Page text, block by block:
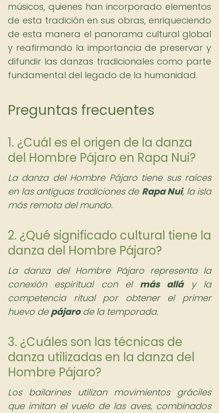
músicos, quienes han incorporado elementos
de esta tradición en sus obras, enriqueciendo
de esta manera el panorama cultural global
y reafirmando la importancia de preservar y
difundir las danzas tradicionales como parte
fundamental del legado de la humanidad.
Preguntas frecuentes
1. ¿Cuál es el origen de la danza
del Hombre Pájaro en Rapa Nui?
La danza del Hombre Pájaro tiene sus raíces
en las antiguas tradiciones de Rapa Nui, la isla
más remota del mundo.
2. ¿Qué significado cultural tiene la
danza del Hombre Pájaro?
La danza del Hombre Pájaro representa la
conexión espiritual con el más alláy la
competencia ritual por obtener el primer
huevo de pájarode la temporada.
3. ¿Cuáles son las técnicas de
danza utilizadas en la danza del
Hombre Pájaro?
Los bailarines utilizan movimientos gráciles
que imitan el vuelo de las aves, combinados